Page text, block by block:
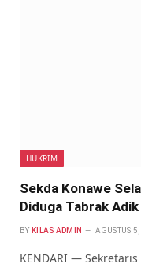
HUKRIM
Sekda Konawe
Diduga Tabrak Adik
BY KILAS ADMIN AGUSTUS
KENDARI —